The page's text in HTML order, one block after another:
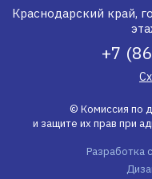
Краснодарский край,
+7
© Комиссия по
и защите их прав при
Разработка